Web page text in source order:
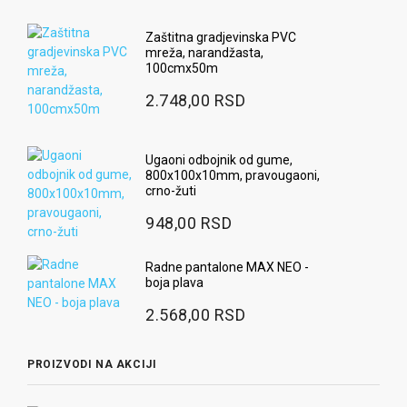
Zaštitna gradjevinska PVC
mreža, narandžasta,
100cmx50m
2.748,00 RSD
Ugaoni odbojnik od gume,
800x100x10mm, pravougaoni,
crno-žuti
948,00 RSD
Radne pantalone MAX NEO -
boja plava
2.568,00 RSD
PROIZVODI NA AKCIJI